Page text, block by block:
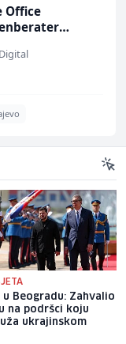
Office
u Beogradu: Zahvalio
na podršci koju
ukrajinskom